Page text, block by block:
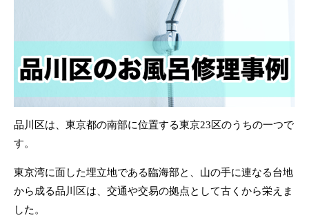
品川区は、東京都の南部に位置する東京23区のうちの一つで
す。
東京湾に面した埋立地である臨海部と、山の手に連なる台地
から成る品川区は、交通や交易の拠点として古くから栄えま
した。